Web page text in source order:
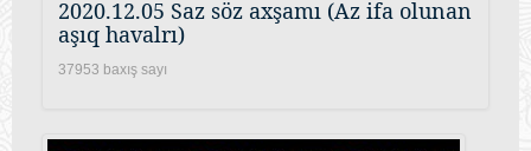
2020.12.05 Saz söz axşamı (Az ifa olunan
aşıq havalrı)
37953 baxış sayı